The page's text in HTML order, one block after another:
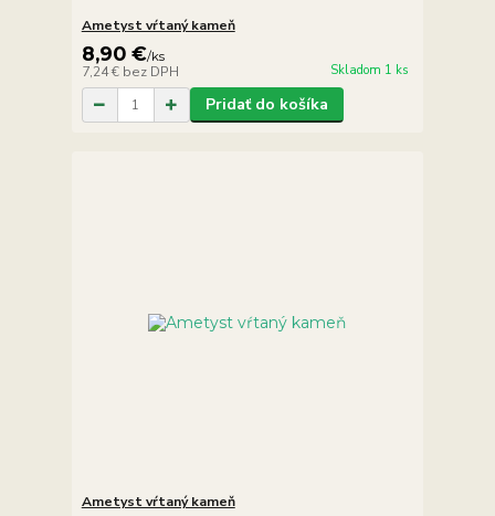
Ametyst vŕtaný kameň
8,90 €/ks
7,24 € bez DPH Skladom 1 ks
Pridať do košíka
Ametyst vŕtaný kameň